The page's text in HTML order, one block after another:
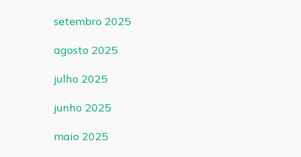
setembro 2025
agosto 2025
julho 2025
junho 2025
maio 2025